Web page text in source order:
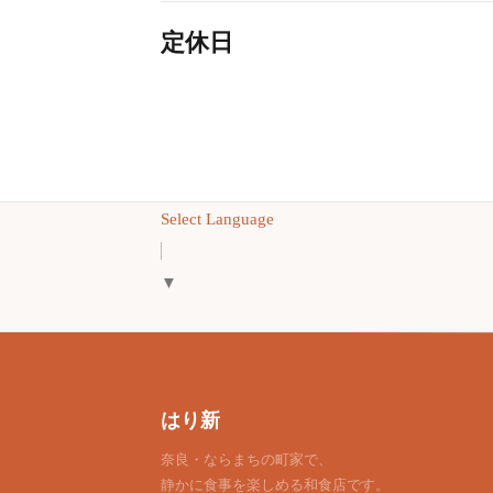
定休日
Select Language
▼
はり新
奈良・ならまちの町家で、
静かに食事を楽しめる和食店です。